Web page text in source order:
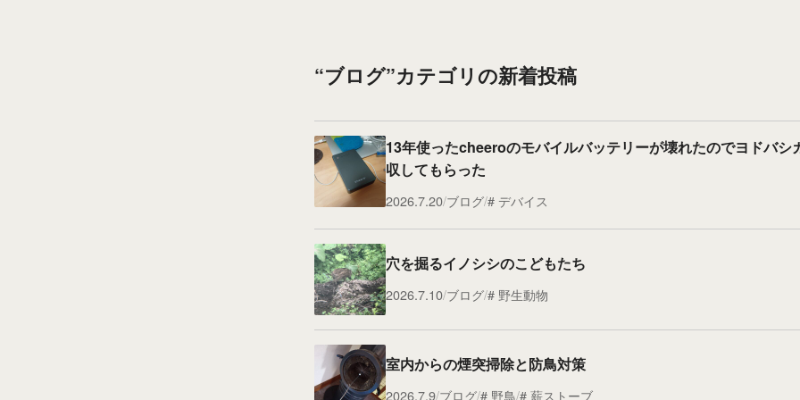
“ブログ”カテゴリの新着投稿
13年使ったcheeroのモバイルバッテリーが壊れたのでヨドバシ
収してもらった
2026.7.20 ブログ デバイス
穴を掘るイノシシのこどもたち
2026.7.10 ブログ 野生動物
室内からの煙突掃除と防鳥対策
2026.7.9 ブログ 野鳥 薪ストーブ